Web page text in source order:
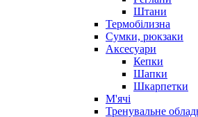
Штани
Термобілизна
Сумки, рюкзаки
Аксесуари
Кепки
Шапки
Шкарпетки
М'ячі
Тренувальне